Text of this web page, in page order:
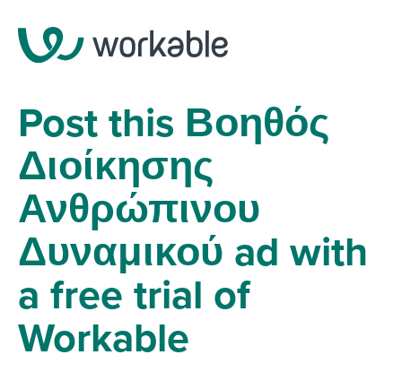
Post this Βοηθός
Διοίκησης
Ανθρώπινου
Δυναμικού ad with
a free trial of
Workable